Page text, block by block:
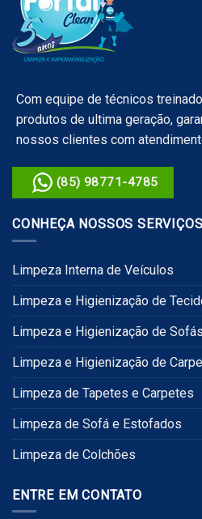
Com equipe de técnicos
produtos de ultima geração,
nossos clientes com
(85) 98771-4785
CONHEÇA NOSSOS SERVIÇOS
Limpeza Interna de Veículos
Limpeza e Higienização de
Limpeza e Higienização de Sofás
Limpeza e Higienização de
Limpeza de Tapetes e Carpetes
Limpeza de Sofá e Estofados
Limpeza de Colchões
ENTRE EM CONTATO